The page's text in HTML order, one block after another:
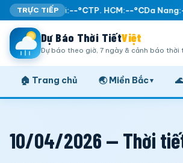
TRỰC TIẾP
Ha Noi:--°CTP. HCM:--°CDa Nang:
Dự Báo Thời TiếtViệt
Dự báo theo giờ, 7 ngày & cảnh báo thời
🏠 Trang chủ 🌏 Miền Bắc▾
10/04/2026 — Thời tiết